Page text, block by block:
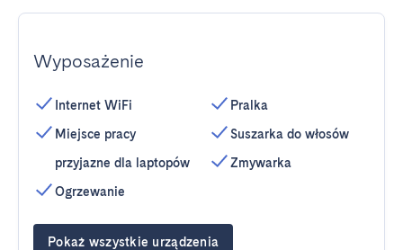
Wyposażenie
Internet WiFi
Miejsce pracy
przyjazne dla laptopów
Ogrzewanie
Pralka
Suszarka do włosów
Zmywarka
Pokaż wszystkie urządzenia